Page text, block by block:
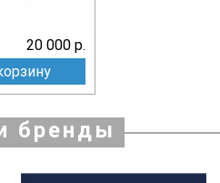
20 000 р.
бренды